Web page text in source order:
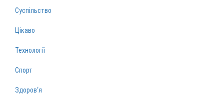
Суспільство
Цікаво
Технології
Спорт
Здоров‘я